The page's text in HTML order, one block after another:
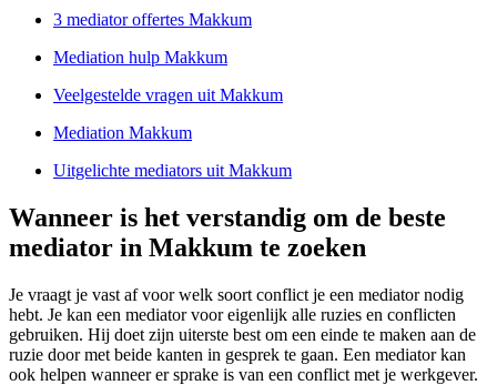
3 mediator offertes Makkum
Mediation hulp Makkum
Veelgestelde vragen uit Makkum
Mediation Makkum
Uitgelichte mediators uit Makkum
Wanneer is het verstandig om de beste
mediator in Makkum te zoeken
Je vraagt je vast af voor welk soort conflict je een mediator nodig
hebt. Je kan een mediator voor eigenlijk alle ruzies en conflicten
gebruiken. Hij doet zijn uiterste best om een einde te maken aan de
ruzie door met beide kanten in gesprek te gaan. Een mediator kan
ook helpen wanneer er sprake is van een conflict met je werkgever.